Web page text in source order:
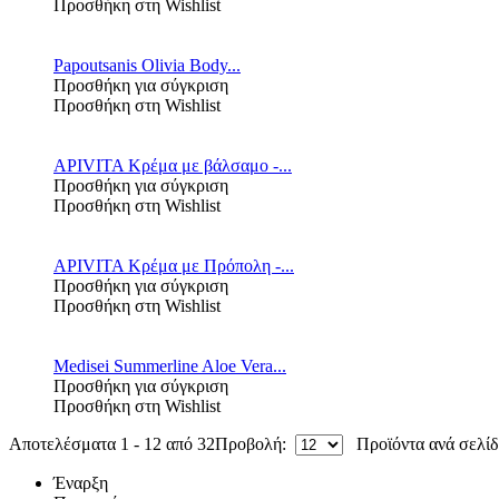
Προσθήκη στη Wishlist
Papoutsanis Olivia Body...
Προσθήκη για σύγκριση
Προσθήκη στη Wishlist
APIVITA Κρέμα με βάλσαμο -...
Προσθήκη για σύγκριση
Προσθήκη στη Wishlist
APIVITA Κρέμα με Πρόπολη -...
Προσθήκη για σύγκριση
Προσθήκη στη Wishlist
Medisei Summerline Aloe Vera...
Προσθήκη για σύγκριση
Προσθήκη στη Wishlist
Αποτελέσματα 1 - 12 από 32Προβολή: Προϊόντα ανά
Έναρξη